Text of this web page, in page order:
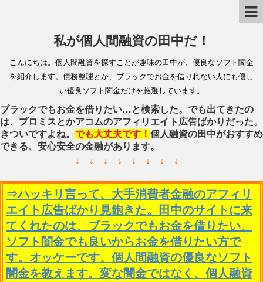
私が個人間融資の田中だ！
こんにちは。個人間融資を探すことが趣味の田中が、優良なソフト闇金
を紹介します。債務整理とか、ブラックでお金を借りれない人にも優し
い優良ソフト闇金だけを厳選しています。
ブラックでもお金を借りたい…と検索した。でも出てきたの
は、プロミスとかアコムのアフィリエイト広告ばかりだった。
きついですよね。 でも大丈夫です！ 個人融資の田中がおすすめ
できる、安心安全の金融があります。
↓ ↓ ↓ ↓ ↓ ↓ ↓ ↓
⇒ハッキリ言って、大手消費者金融のアフィリ
エイト広告ばかり見飽きた。田中のサイトに来
てくれたのは、ブラックでもお金を借りたい、
ソフト闇金でも良いからお金を借りたい方で
す。オッケーです、個人間融資の優良なソフト
闇金を教えます。変な闇金ではなく、個人融資